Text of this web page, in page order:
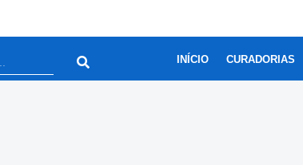
INÍCIO CURADORIAS